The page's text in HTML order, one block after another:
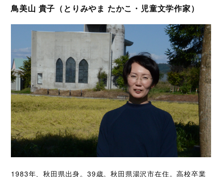
鳥美山 貴子（とりみやま たかこ・児童文学作家）
1983年、秋田県出身。39歳。秋田県湯沢市在住。高校卒業